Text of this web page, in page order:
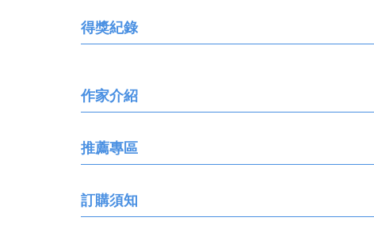
得獎紀錄
作家介紹
推薦專區
訂購須知